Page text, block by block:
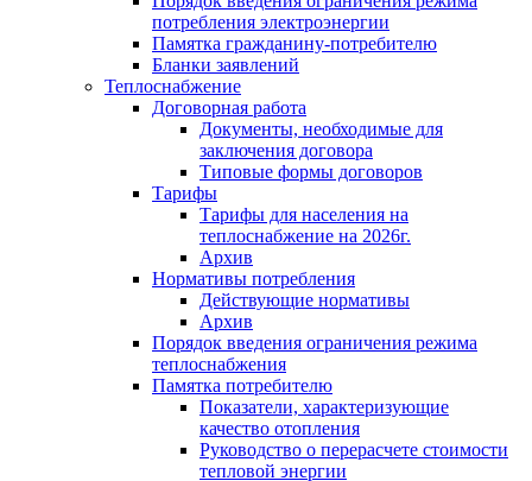
потребления электроэнергии
Памятка гражданину-потребителю
Бланки заявлений
Теплоснабжение
Договорная работа
Документы, необходимые для
заключения договора
Типовые формы договоров
Тарифы
Тарифы для населения на
теплоснабжение на 2026г.
Архив
Нормативы потребления
Действующие нормативы
Архив
Порядок введения ограничения режима
теплоснабжения
Памятка потребителю
Показатели, характеризующие
качество отопления
Руководство о перерасчете стоимости
тепловой энергии